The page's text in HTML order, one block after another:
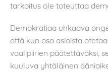
tarkoitus ole toteuttaa
Demokratiaa uhkaava
että kun osa asioista
vaalipiirien päätettäväksi,
kuuluva yhtäläinen